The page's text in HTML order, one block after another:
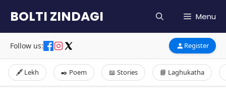
content
BOLTI ZINDAGI Menu
Follow us: Register
🖋️ Lekh ✒️ Poem 📖 Stories 📘 Laghukatha